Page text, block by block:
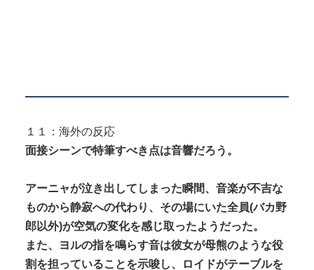
１１：海外の反応
面接シーンで特筆すべき点は音響だろう。
アーニャが泣き出してしまった瞬間、音楽が不吉な
ものから静寂への代わり、その場にいた全員(バカ野
郎以外)が空気の変化を感じ取ったようだった。
また、ヨルの指を鳴らす音は彼女が母熊のような役
割を担っていることを示唆し、ロイドがテーブルを